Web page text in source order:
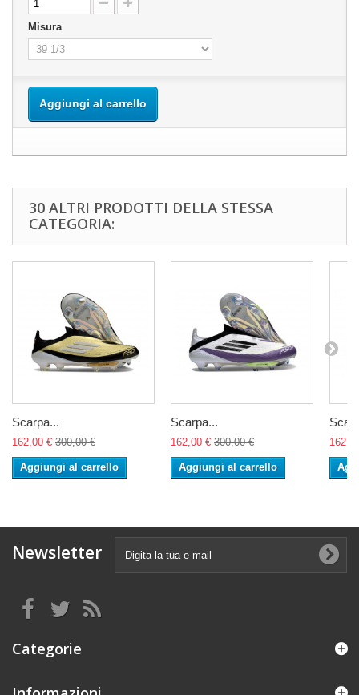
Misura
Aggiungi al carrello
30 ALTRI PRODOTTI DELLA STESSA
CATEGORIA:
Scarpa...
162,00 € 300,00 €
Aggiungi al carrello
Scarpa...
162,00 € 300,00 €
Aggiungi al carrello
Newsletter
Categorie